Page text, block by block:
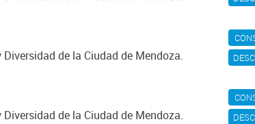
de la Ciudad de Mendoza.
de la Ciudad de Mendoza.